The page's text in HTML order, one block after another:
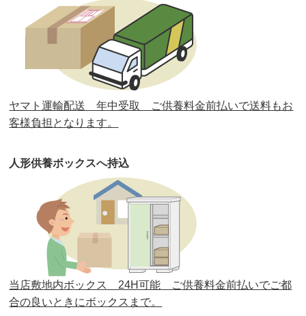
第32回人形供養祭 令和元年6月12日(水)
第31回人形供養祭 平成31年3月13日(水)
第30回人形供養祭平成30年11月28日(水)
第29回人形供養祭平成30年5月23日(水)
第27回人形供養祭平成29年6月14日(水)
第26回人形供養祭平成28年12月15日(木)
第25回人形供養祭 平成28年6月16日(木)
第24回人形供養祭 平成27年11月27日
第23回人形供養祭平成26年12月5日
第22回人形供養祭平成26年4月28日
ヤマト運輸配送 年中受取 ご供養料金前払いで送料もお
客様負担となります。
人形供養ボックスへ持込
当店敷地内ボックス 24H可能 ご供養料金前払いでご都
合の良いときにボックスまで。